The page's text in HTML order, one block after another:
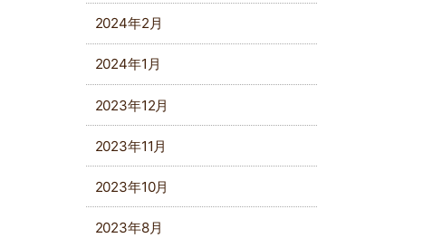
2024年2月
2024年1月
2023年12月
2023年11月
2023年10月
2023年8月